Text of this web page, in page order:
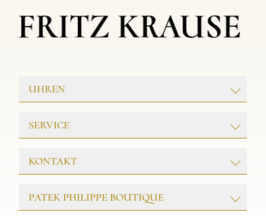
UHREN
TUDOR
SCHMUCK
SERVICE
FRITZ KRAUSE
KONTAKT
Friedrichstr. 32
25980 Westerland/Sylt
PATEK PHILIPPE BOUTIQUE